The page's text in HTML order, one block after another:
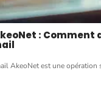
: Comment
AkeoNet est une opération